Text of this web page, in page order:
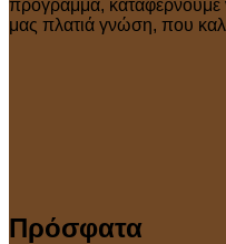
πρόγραμμα,
μας πλατιά γνώση, που
Πρόσφατα